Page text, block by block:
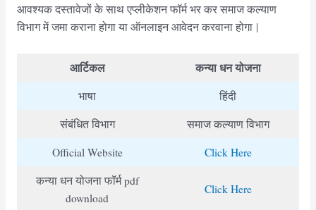
आवश्यक दस्तावेजों के साथ एप्लीकेशन फॉर्म भर कर समाज कल्याण
विभाग में जमा कराना होगा या ऑनलाइन आवेदन करवाना होगा |
आर्टिकल कन्या धन योजना
भाषा
हिंदी
संबंधित विभाग
समाज कल्याण विभाग
Official Website
Click Here
कन्या धन योजना फॉर्म pdf
download
Click Here